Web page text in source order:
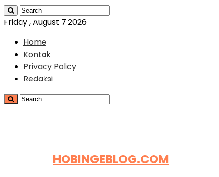
Friday , August 7 2026
Home
Kontak
Privacy Policy
Redaksi
HOBINGEBLOG.COM